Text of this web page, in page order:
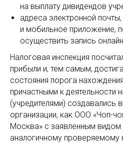
на выплату дивидендов
адреса электронной
и мобильное приложение,
осуществить запись
Налоговая инспекция
прибыли и, тем самым,
состояния порога
причастными к деятельности
(учредителями) создавались
организации, как ООО «Чоп-
Москва» с заявленным видом
аналогичному проверяемому